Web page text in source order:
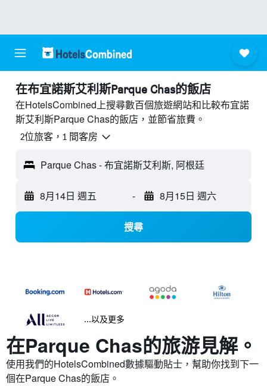
​在布宜諾斯艾利斯Parque Chas​的飯店
在HotelsCombined上搜尋數百個旅遊網站和比較布宜諾
斯艾利斯Parque Chas的飯店，並節省旅費。
2位旅客，1 間客房
Parque Chas - 布宜諾斯艾利斯, 阿根廷
8月14日 週五 - 8月15日 週六
搜尋
...以及更多
在Parque Chas​的旅游見解。
使用我們的HotelsCombined數據驅動貼士，幫助你找到下一
個在Parque Chas​的飯店。